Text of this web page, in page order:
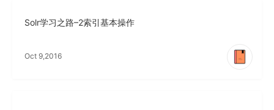
Solr学习之路–2索引基本操作
Oct 9,2016